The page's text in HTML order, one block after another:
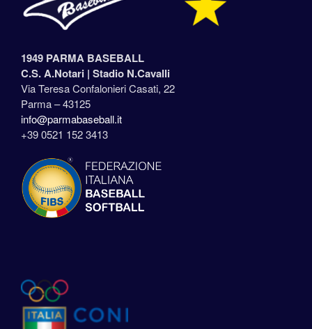
1949 PARMA BASEBALL
C.S. A.Notari | Stadio N.Cavalli
Via Teresa Confalonieri Casati, 22
Parma – 43125
info@parmabaseball.it
+39 0521 152 3413